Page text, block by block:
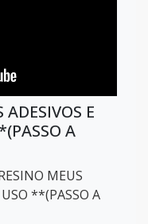
E
A
MEUS
**(PASSO A